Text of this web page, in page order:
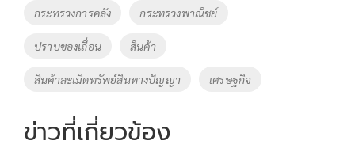
o
k
Tags
กระทรวงการคลัง กระทรวงพาณิชย์
ปราบของเถื่อน สินค้า
สินค้าละเมิดทรัพย์สินทางปัญญา เศรษฐกิจ
ข่าวที่เกี่ยวข้อง